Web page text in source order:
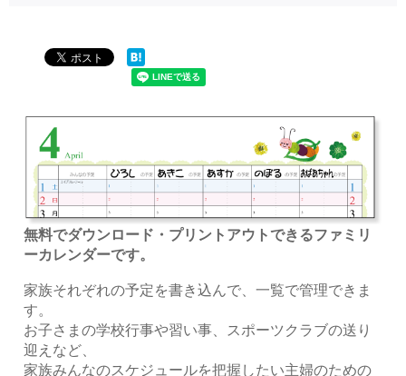
無料でダウンロード・プリントアウトできるファミリ
ーカレンダーです。
家族それぞれの予定を書き込んで、一覧で管理できま
す。
お子さまの学校行事や習い事、スポーツクラブの送り
迎えなど、
家族みんなのスケジュールを把握したい主婦のための